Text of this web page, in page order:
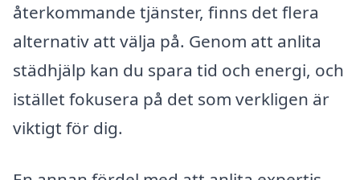
återkommande tjänster, finns det flera
alternativ att välja på. Genom att anlita
städhjälp kan du spara tid och energi, och
istället fokusera på det som verkligen är
viktigt för dig.